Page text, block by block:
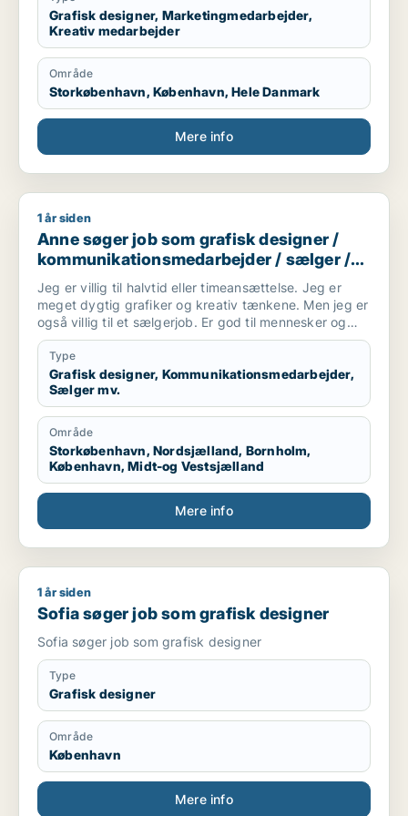
Grafisk designer, Marketingmedarbejder,
Kreativ medarbejder
Område
Storkøbenhavn, København, Hele Danmark
Mere info
Anne søger job som grafisk designer /
1 år siden
Anne søger job som grafisk designer /
kommunikationsmedarbejder / sælger /
kreativ medarbejder / børnepasser
Jeg er villig til halvtid eller timeansættelse. Jeg er
meget dygtig grafiker og kreativ tænkene. Men jeg er
også villig til et sælgerjob. Er god til mennesker og
folk kan lide mig. Jeg har tre børn og elsker dem. Så
tænker også evt. et job i en kreativ børnehave,
efterskole undervisning eller andet formidling vil jeg
være god til.
Type
Grafisk designer, Kommunikationsmedarbejder,
Sælger mv.
Område
Storkøbenhavn, Nordsjælland, Bornholm,
København, Midt-og Vestsjælland
Mere info
Sofia søger job som grafisk designer
1 år siden
Sofia søger job som grafisk designer
Sofia søger job som grafisk designer
Type
Grafisk designer
Område
København
Mere info